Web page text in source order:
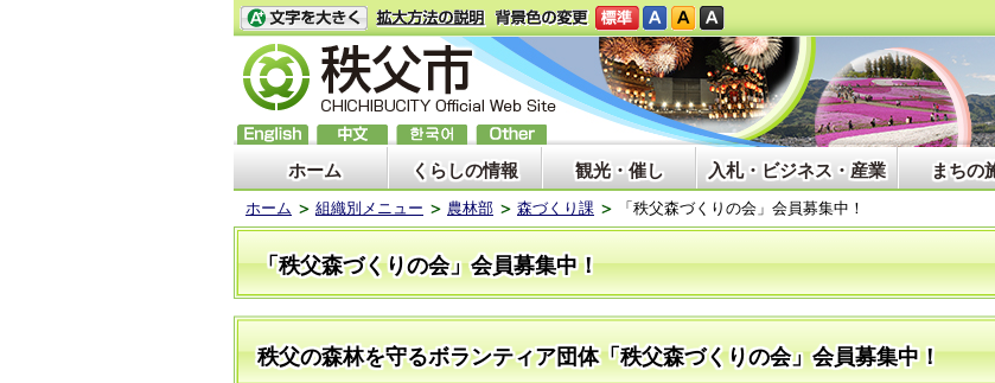
ホーム くらしの情報 観光・催し 入札・ビジネス・産業 まちの
ホーム 組織別メニュー 農林部 森づくり課 「秩父森づくりの会」会員募集中！
「秩父森づくりの会」会員募集中！
秩父の森林を守るボランティア団体「秩父森づくりの会」会員募集中！